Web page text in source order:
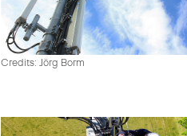
Credits: Jörg Borm